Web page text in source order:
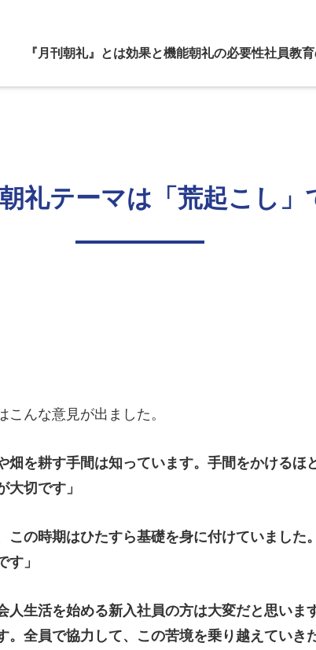
『月刊朝礼』とは効果と機能朝礼の必要性社員教
礼テーマは「荒起こし」
んな意見が出ました。
畑を耕す手間は知っています。手間をかける
切です」
この時期はひたすら基礎を身に付けていまし
」
人生活を始める新入社員の方は大変だと思い
。全員で協力して、この苦境を乗り越えていき